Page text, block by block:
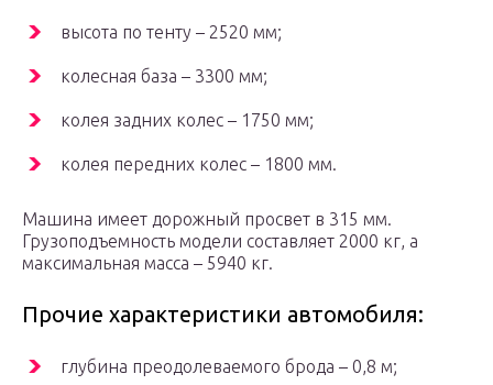
высота по тенту – 2520 мм;
колесная база – 3300 мм;
колея задних колес – 1750 мм;
колея передних колес – 1800 мм.
Машина имеет дорожный просвет в 315 мм.
Грузоподъемность модели составляет 2000 кг, а
максимальная масса – 5940 кг.
Прочие характеристики автомобиля:
глубина преодолеваемого брода – 0,8 м;